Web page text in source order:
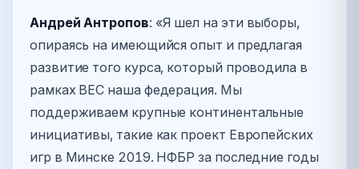
Андрей Антропов: «Я шел на эти выборы,
опираясь на имеющийся опыт и предлагая
развитие того курса, который проводила в
рамках BEC наша федерация. Мы
поддерживаем крупные континентальные
инициативы, такие как проект Европейских
игр в Минске 2019. НФБР за последние годы